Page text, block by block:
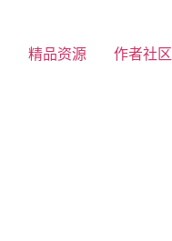
精品资源 作者社区